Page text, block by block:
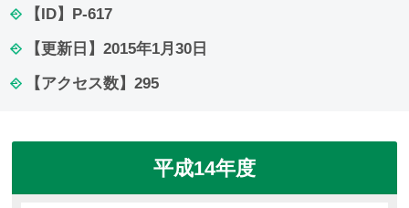
【ID】 P-617
【更新日】 2015年1月30日
【アクセス数】 295
平成14年度